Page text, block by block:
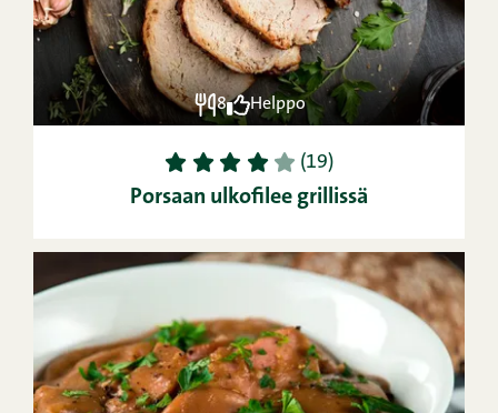
8 Helppo
1 2 3 4 5 (19)
Porsaan ulkofilee grillissä